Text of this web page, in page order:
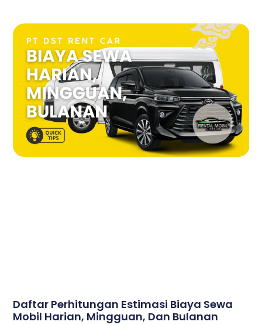
Daftar Perhitungan Estimasi Biaya Sewa
Mobil Harian, Mingguan, Dan Bulanan